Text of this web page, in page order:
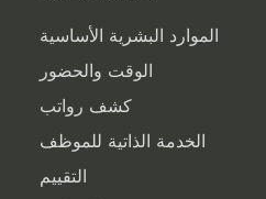
الموارد البشرية الأساسية
الوقت والحضور
كشف رواتب
الخدمة الذاتية للموظف
التقييم